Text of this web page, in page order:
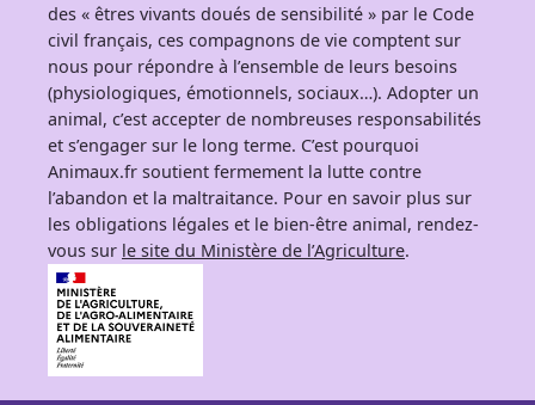
des « êtres vivants doués de sensibilité » par le Code
civil français, ces compagnons de vie comptent sur
nous pour répondre à l’ensemble de leurs besoins
(physiologiques, émotionnels, sociaux…). Adopter un
animal, c’est accepter de nombreuses responsabilités
et s’engager sur le long terme. C’est pourquoi
Animaux.fr soutient fermement la lutte contre
l’abandon et la maltraitance. Pour en savoir plus sur
les obligations légales et le bien-être animal, rendez-
vous sur le site du Ministère de l’Agriculture.